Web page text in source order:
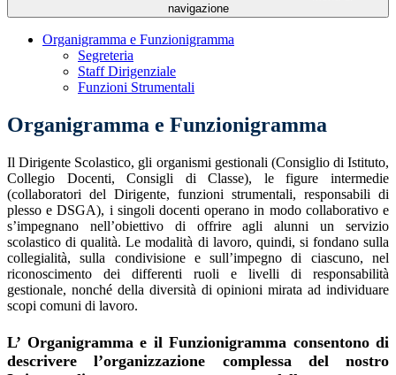
navigazione
Organigramma e Funzionigramma
Segreteria
Staff Dirigenziale
Funzioni Strumentali
Organigramma e Funzionigramma
Il Dirigente Scolastico, gli organismi gestionali (Consiglio di Istituto,
Collegio Docenti, Consigli di Classe), le figure intermedie
(collaboratori del Dirigente, funzioni strumentali, responsabili di
plesso e DSGA), i singoli docenti operano in modo collaborativo e
s’impegnano nell’obiettivo di offrire agli alunni un servizio
scolastico di qualità. Le modalità di lavoro, quindi, si fondano sulla
collegialità, sulla condivisione e sull’impegno di ciascuno, nel
riconoscimento dei differenti ruoli e livelli di responsabilità
gestionale, nonché della diversità di opinioni mirata ad individuare
scopi comuni di lavoro.
L’ Organigramma e il Funzionigramma consentono di
descrivere l’organizzazione complessa del nostro